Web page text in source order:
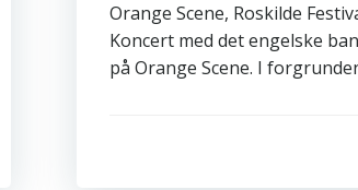
Orange Scene, Roskilde
Koncert med det engelske
på Orange Scene. I